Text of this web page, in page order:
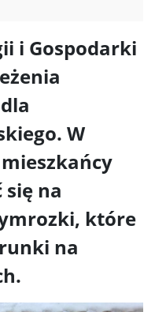
i Gospodarki
W
na
które
na